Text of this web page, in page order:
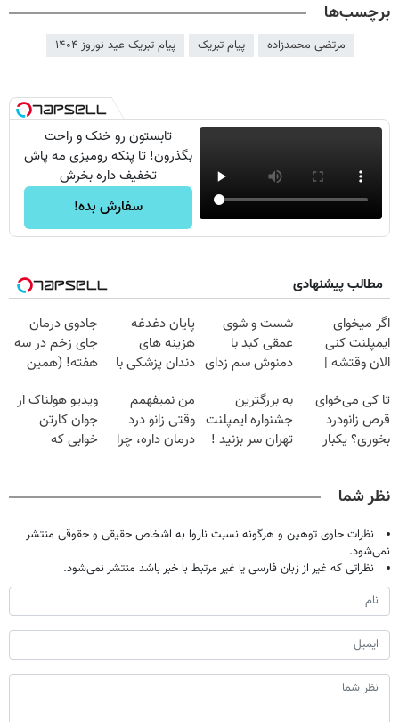
برچسب‌ها
مرتضی محمدزاده پیام تبریک پیام تبریک عید نوروز ۱۴۰۴
تابستون رو خنک و راحت
بگذرون! تا پنکه رومیزی مه پاش
تخفیف داره بخرش
سفارش بده!
مطالب پیشنهادی
اگر میخوای
ایمپلنت کنی
الان وقتشه |
میلیون تومان!!!
شست و شوی
عمقی کبد با
دمنوش سم زدای
پایان دغدغه
هزینه های
دندان پزشکی با
خانگی
جادوی درمان
جای زخم در سه
هفته! (همین
صحبت کنید)
تا کی می‌خوای
قرص زانودرد
بخوری؟ یکبار
به بزرگترین
جشنواره ایمپلنت
تهران سر بزنید !
من نمیفهمم
وقتی زانو درد
درمان داره، چرا
ویدیو هولناک از
جوان کارتن
خوابی که
نظر شما
نظرات حاوی توهین و هرگونه نسبت ناروا به اشخاص حقیقی و حقوقی منتشر
نمی‌شود.
نظراتی که غیر از زبان فارسی یا غیر مرتبط با خبر باشد منتشر نمی‌شود.